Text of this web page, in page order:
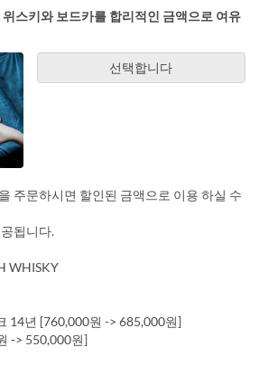
스키와 보드카를 합리적인 금액으로 여유
선택합니다
주문하시면 할인된 금액으로 이용 하실 수
됩니다.
WHISKY
14년 [760,000원 -> 685,000원]
-> 550,000원]